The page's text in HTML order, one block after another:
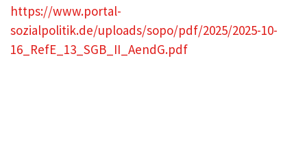
https://www.portal-
sozialpolitik.de/uploads/sopo/pdf/2025/2025-10-
16_RefE_13_SGB_II_AendG.pdf